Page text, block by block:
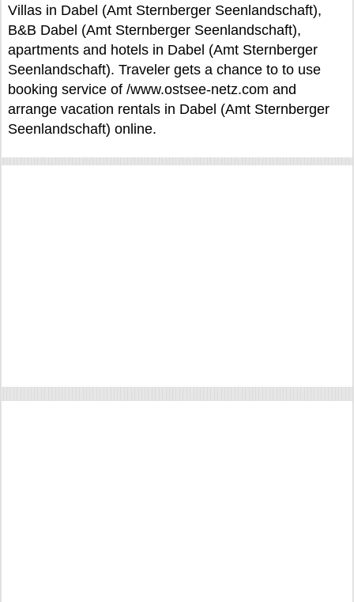
Villas in Dabel (Amt Sternberger Seenlandschaft),
B&B Dabel (Amt Sternberger Seenlandschaft),
apartments and hotels in Dabel (Amt Sternberger
Seenlandschaft). Traveler gets a chance to to use
booking service of /www.ostsee-netz.com and
arrange vacation rentals in Dabel (Amt Sternberger
Seenlandschaft) online.